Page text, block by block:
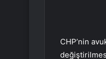
CHP’nin